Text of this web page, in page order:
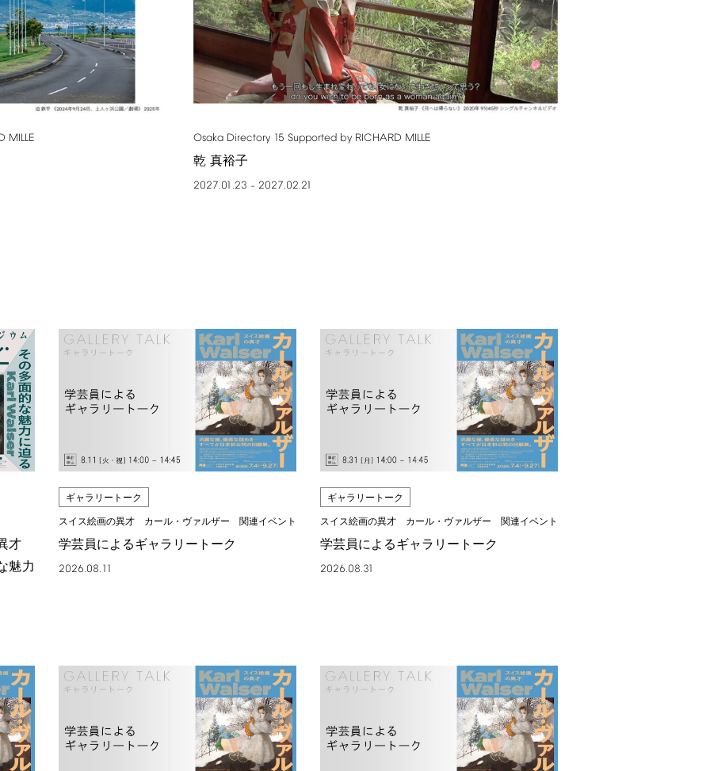
MILLE Osaka Directory 15 Supported by RICHARD MILLE
乾 真裕子
2027.01.23 – 2027.02.21
才
魅力
ギャラリートーク
スイス絵画の異才 カール・ヴァルザー 関連イベント
学芸員によるギャラリートーク
2026.08.11
ギャラリートーク
スイス絵画の異才 カール・ヴァルザー 関連イベント
学芸員によるギャラリートーク
2026.08.31